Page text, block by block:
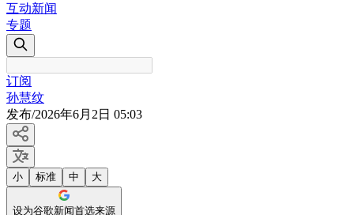
互动新闻
专题
订阅
孙慧纹
发布/2026年6月2日 05:03
小 标准 中 大
设为谷歌新闻首选来源